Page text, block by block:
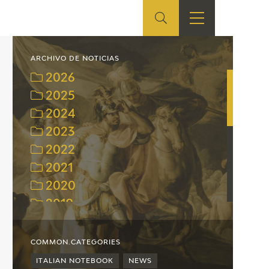
SHOP
ONLINE SHOP
RECURSOS
EDUCATIVOS
ARASAAC
ARCHIVO DE NOTICIAS
2026
2025
2024
2023
2022
2021
2020
2019
2018
2017
2016
COMMON.CATEGORIES
ITALIAN NOTEBOOK NEWS